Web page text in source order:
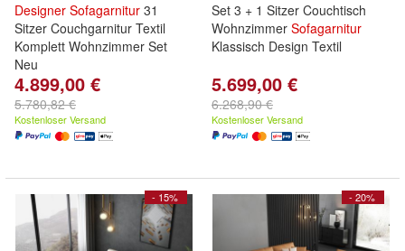
Designer Sofagarnitur 31
Sitzer Couchgarnitur Textil
Komplett Wohnzimmer Set
Neu
4.899,00 €
5.780,82 €
Kostenloser Versand
Set 3 + 1 Sitzer Couchtisch
Wohnzimmer Sofagarnitur
Klassisch Design Textil
5.699,00 €
6.268,90 €
Kostenloser Versand
- 15% - 20%